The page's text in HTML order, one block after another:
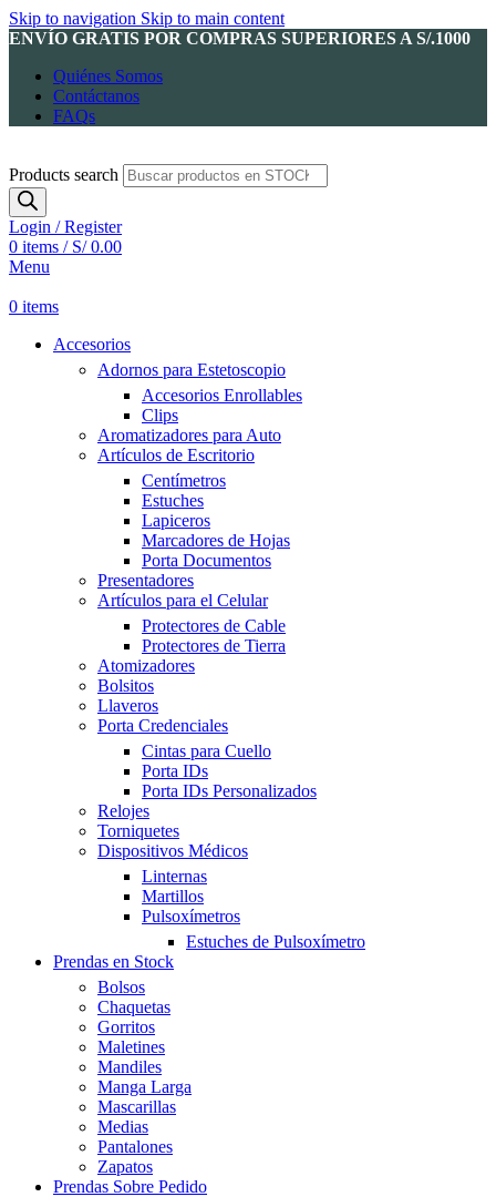
Skip to navigation Skip to main content
ENVÍO GRATIS POR COMPRAS SUPERIORES A S/.1000
Quiénes Somos
Contáctanos
FAQs
Products search
Login / Register
0 items / S/0.00
Menu
0 items
Accesorios
Adornos para Estetoscopio
Accesorios Enrollables
Clips
Aromatizadores para Auto
Artículos de Escritorio
Centímetros
Estuches
Lapiceros
Marcadores de Hojas
Porta Documentos
Presentadores
Artículos para el Celular
Protectores de Cable
Protectores de Tierra
Atomizadores
Bolsitos
Llaveros
Porta Credenciales
Cintas para Cuello
Porta IDs
Porta IDs Personalizados
Relojes
Torniquetes
Dispositivos Médicos
Linternas
Martillos
Pulsoxímetros
Estuches de Pulsoxímetro
Prendas en Stock
Bolsos
Chaquetas
Gorritos
Maletines
Mandiles
Manga Larga
Mascarillas
Medias
Pantalones
Zapatos
Prendas Sobre Pedido